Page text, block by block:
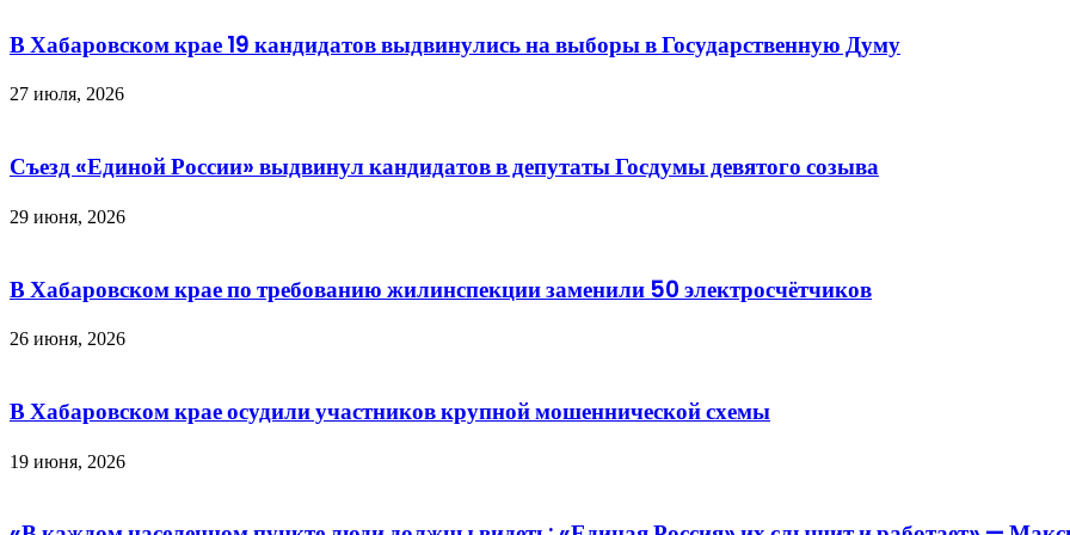
В Хабаровском крае 19 кандидатов выдвинулись на выборы в Государственную Думу
27 июля, 2026
Съезд «Единой России» выдвинул кандидатов в депутаты Госдумы девятого созыва
29 июня, 2026
В Хабаровском крае по требованию жилинспекции заменили 50 электросчётчиков
26 июня, 2026
В Хабаровском крае осудили участников крупной мошеннической схемы
19 июня, 2026